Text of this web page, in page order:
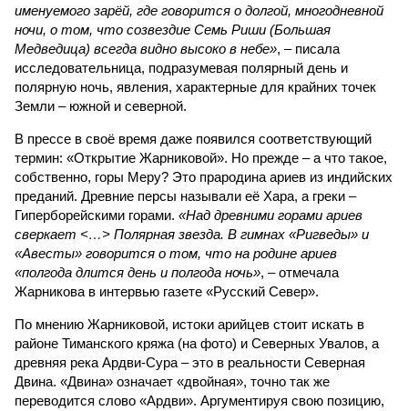
именуемого зарёй, где говорится о долгой, многодневной
ночи, о том, что созвездие Семь Риши (Большая
Медведица) всегда видно высоко в небе», – писала
исследовательница, подразумевая полярный день и
полярную ночь, явления, характерные для крайних точек
Земли – южной и северной.
В прессе в своё время даже появился соответствующий
термин: «Открытие Жарниковой». Но прежде – а что такое,
собственно, горы Меру? Это прародина ариев из индийских
преданий. Древние персы называли её Хара, а греки –
Гиперборейскими горами. «Над древними горами ариев
сверкает <…> Полярная звезда. В гимнах «Ригведы» и
«Авесты» говорится о том, что на родине ариев
«полгода длится день и полгода ночь», – отмечала
Жарникова в интервью газете «Русский Север».
По мнению Жарниковой, истоки арийцев стоит искать в
районе Тиманского кряжа (на фото) и Северных Увалов, а
древняя река Ардви-Сура – это в реальности Северная
Двина. «Двина» означает «двойная», точно так же
переводится слово «Ардви». Аргументируя свою позицию,